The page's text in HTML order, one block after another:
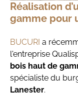
Réalisation
gamme pour
BUCURI a
l'entreprise
bois haut de
spécialiste du
Lanester.